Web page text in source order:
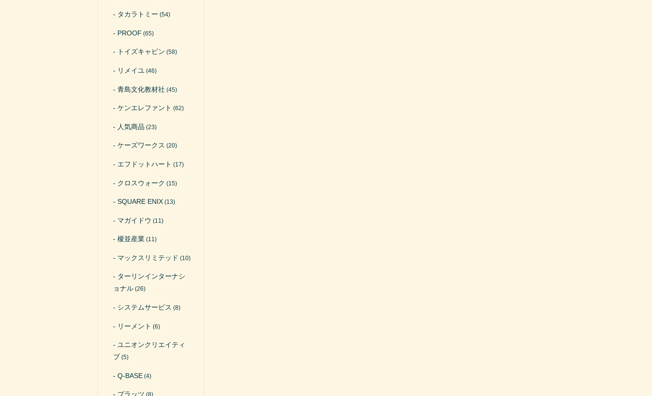
タカラトミー (54)
PROOF (65)
トイズキャビン (58)
リメイユ(46)
青島文化教材社 (45)
ケンエレファント (62)
人気商品 (23)
ケーズワークス (20)
エフドットハート (17)
クロスウォーク (15)
SQUARE ENIX(13)
マガイドウ (11)
榎並産業(11)
マックスリミテッド (10)
ターリンインターナシ
ョナル(26)
システムサービス (8)
リーメント (6)
ユニオンクリエイティ
ブ (5)
Q-BASE(4)
プラッツ